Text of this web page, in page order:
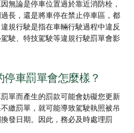
無論是停車位置過於靠近消防栓，
長，還是將車停在禁止停車區，都
規行駛是指在車輛行駛過程中違反
駛、特技駕駛等違規行駛罰單會影
車罰單會怎麼樣？
單而產生的罰款可能會妨礙您更新
繳罰單，就可能導致駕駛執照被吊
發日期。因此，務必及時處理罰